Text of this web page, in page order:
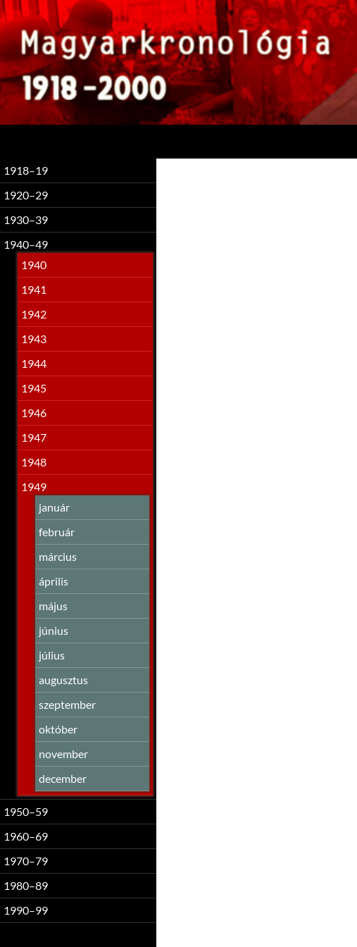
1918–19
1920–29
1930–39
1940–49
1940
1941
1942
1943
1944
1945
1946
1947
1948
1949
január
február
március
április
május
június
július
augusztus
szeptember
október
november
december
1950–59
1960–69
1970–79
1980–89
1990–99